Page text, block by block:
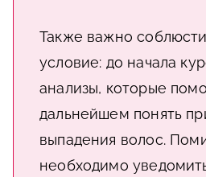
Также важно
условие: до начала
анализы, которые
дальнейшем понять
выпадения волос.
необходимо